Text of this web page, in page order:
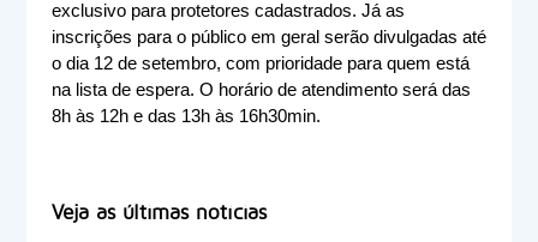
exclusivo para protetores cadastrados. Já as
inscrições para o público em geral serão divulgadas até
o dia 12 de setembro, com prioridade para quem está
na lista de espera. O horário de atendimento será das
8h às 12h e das 13h às 16h30min.
Veja as últimas notícias